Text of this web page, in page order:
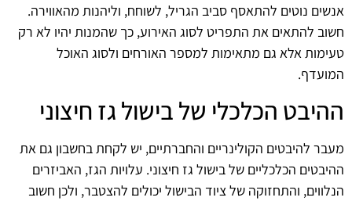
אנשים נוטים להתאסף סביב הגריל, לשוחח, וליהנות מהאווירה.
חשוב להתאים את התפריט לסוג האירוע, כך שהמנות יהיו לא רק
טעימות אלא גם מתאימות למספר האורחים ולסוג האוכל
המועדף.
ההיבט הכלכלי של בישול גז חיצוני
מעבר להיבטים הקולינריים והחברתיים, יש לקחת בחשבון גם את
ההיבטים הכלכליים של בישול גז חיצוני. עלויות הגז, האביזרים
הנלווים, והתחזוקה של ציוד הבישול יכולים להצטבר, ולכן חשוב